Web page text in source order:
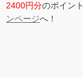
2400円分のポイン
ンページへ！